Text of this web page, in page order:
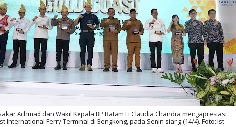
Achmad dan Wakil Kepala BP Batam Li Claudia Chandra mengapresiasi
International Ferry Terminal di Bengkong, pada Senin siang (14/4). Foto: Ist